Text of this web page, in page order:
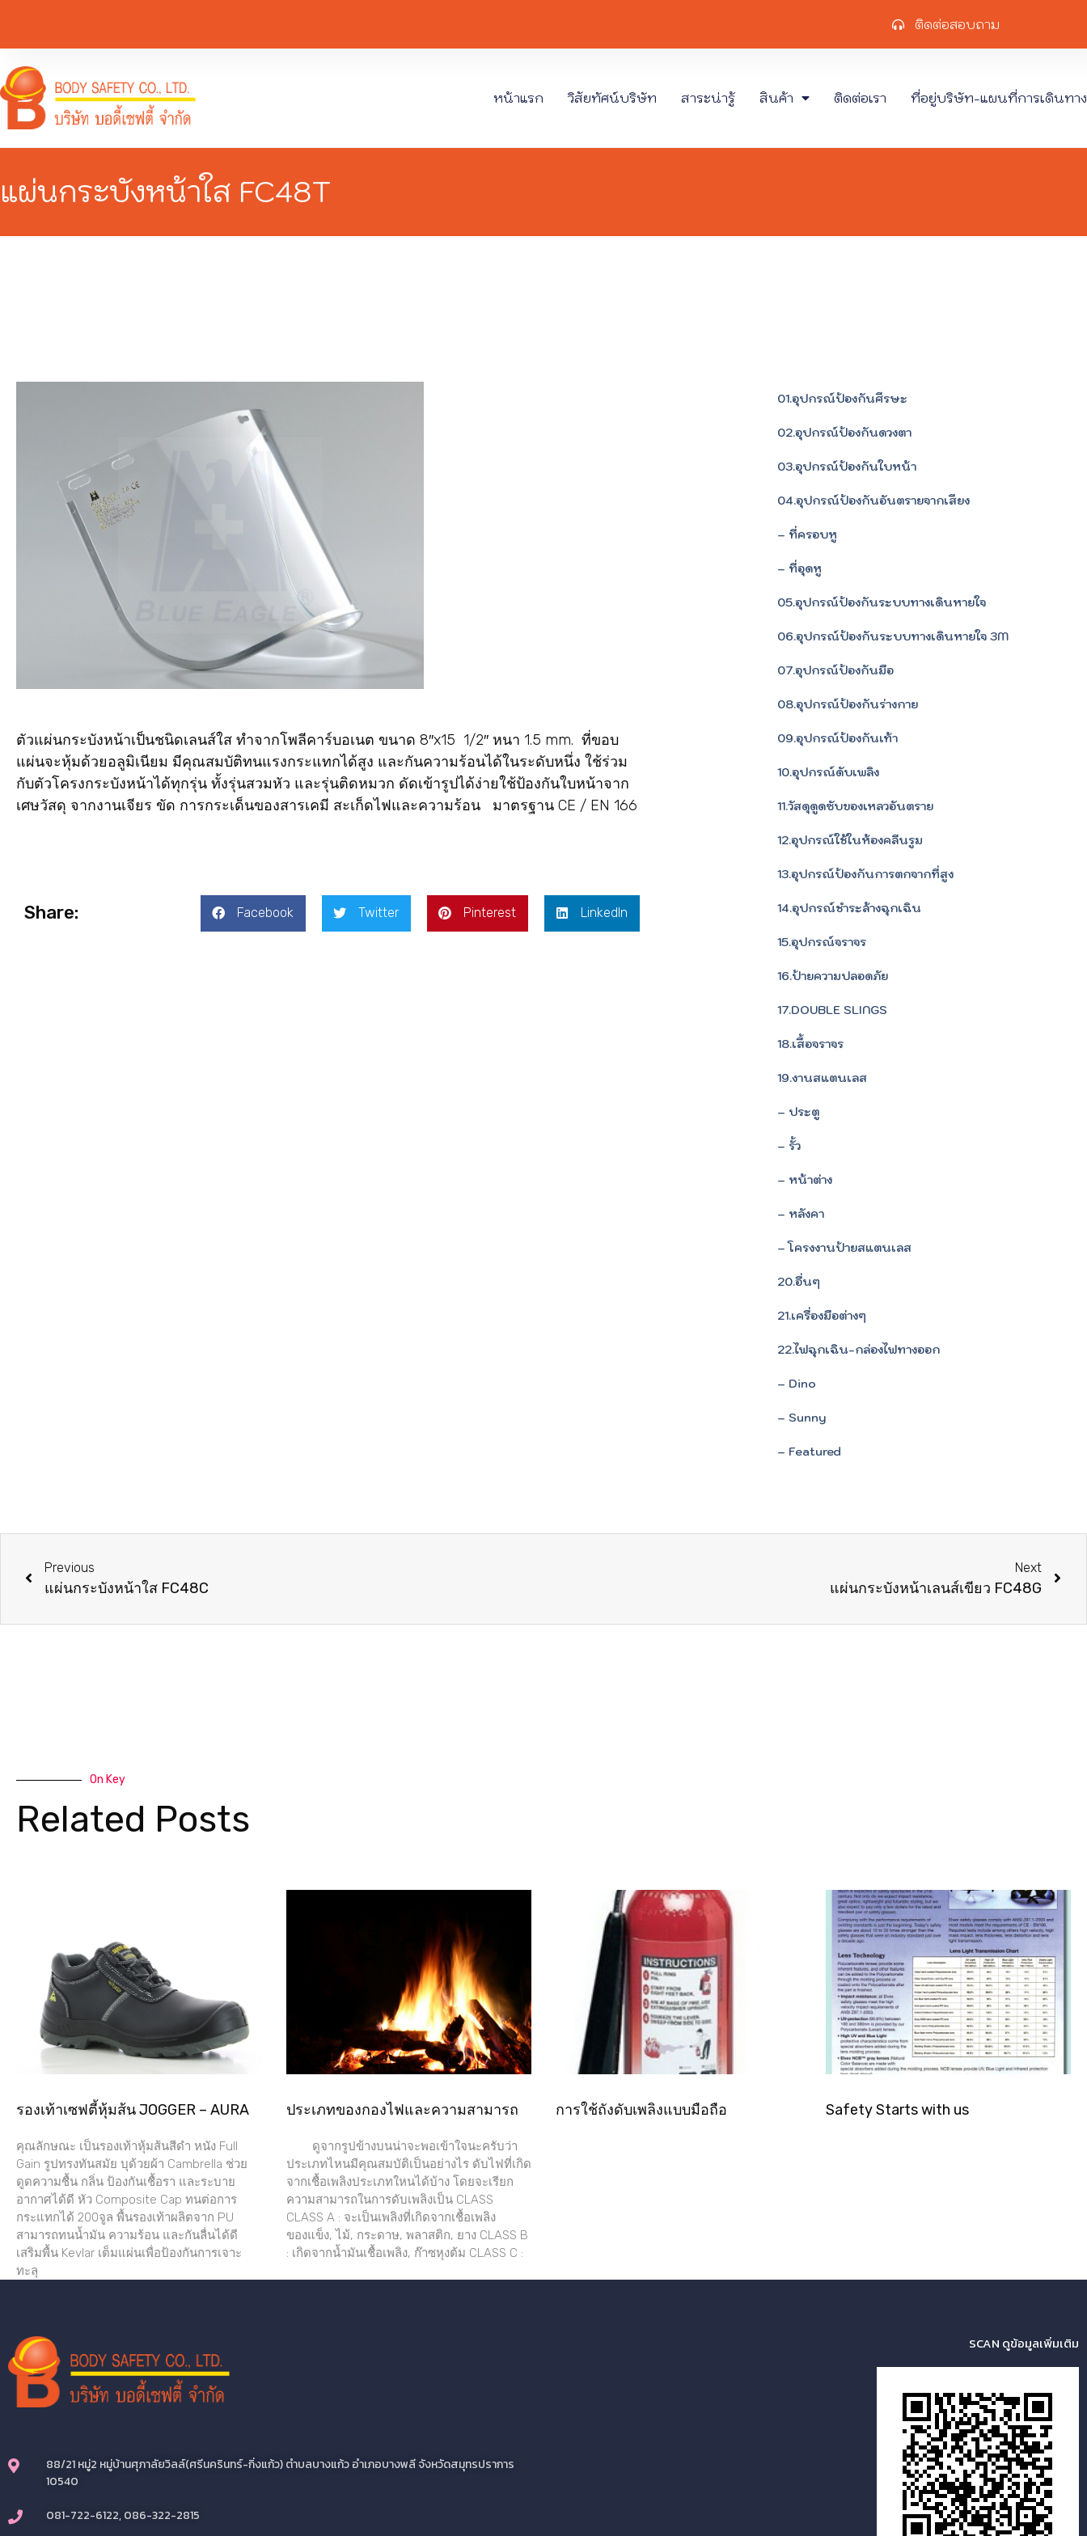
ติดต่อสอบถาม
หน้าแรก วิสัยทัศน์บริษัท สาระน่ารู้ สินค้า ติดต่อเรา ที่อยู่บริษัท-แผนที่การเดินทาง
แผ่นกระบังหน้าใส FC48T
ตัวแผ่นกระบังหน้าเป็นชนิดเลนส์ใส ทำจากโพลีคาร์บอเนต ขนาด 8″x15 1/2″ หนา 1.5 mm. ที่ขอบ
แผ่นจะหุ้มด้วยอลูมิเนียม มีคุณสมบัติทนแรงกระแทกได้สูง และกันความร้อนได้ในระดับหนึ่ง ใช้ร่วม
กับตัวโครงกระบังหน้าได้ทุกรุ่น ทั้งรุ่นสวมหัว และรุ่นติดหมวก ดัดเข้ารูปได้ง่ายใช้ป้องกันใบหน้าจาก
เศษวัสดุ จากงานเจียร ขัด การกระเด็นของสารเคมี สะเก็ดไฟและความร้อน มาตรฐาน CE / EN 166
Share: Facebook Twitter Pinterest LinkedIn
01.อุปกรณ์ป้องกันศีรษะ
02.อุปกรณ์ป้องกันดวงตา
03.อุปกรณ์ป้องกันใบหน้า
04.อุปกรณ์ป้องกันอันตรายจากเสียง
– ที่ครอบหู
– ที่อุดหู
05.อุปกรณ์ป้องกันระบบทางเดินหายใจ
06.อุปกรณ์ป้องกันระบบทางเดินหายใจ 3M
07.อุปกรณ์ป้องกันมือ
08.อุปกรณ์ป้องกันร่างกาย
09.อุปกรณ์ป้องกันเท้า
10.อุปกรณ์ดับเพลิง
11.วัสดุดูดซับของเหลวอันตราย
12.อุปกรณ์ใช้ในห้องคลีนรูม
13.อุปกรณ์ป้องกันการตกจากที่สูง
14.อุปกรณ์ชำระล้างฉุกเฉิน
15.อุปกรณ์จราจร
16.ป้ายความปลอดภัย
17.DOUBLE SLINGS
18.เสื้อจราจร
19.งานสแตนเลส
– ประตู
– รั้ว
– หน้าต่าง
– หลังคา
– โครงงานป้ายสแตนเลส
20.อื่นๆ
21.เครื่องมือต่างๆ
22.ไฟฉุกเฉิน-กล่องไฟทางออก
– Dino
– Sunny
– Featured
Previous
แผ่นกระบังหน้าใส FC48C
Next
แผ่นกระบังหน้าเลนส์เขียว FC48G
On Key
Related Posts
รองเท้าเซฟตี้หุ้มส้น JOGGER – AURA
คุณลักษณะ เป็นรองเท้าหุ้มส้นสีดำ หนัง Full
Gain รูปทรงทันสมัย บุด้วยผ้า Cambrella ช่วย
ดูดความชื้น กลิ่น ป้องกันเชื้อรา และระบาย
อากาศได้ดี หัว Composite Cap ทนต่อการ
กระแทกได้ 200จูล พื้นรองเท้าผลิตจาก PU
สามารถทนน้ำมัน ความร้อน และกันลื่นได้ดี
เสริมพื้น Kevlar เต็มแผ่นเพื่อป้องกันการเจาะ
ทะลุ
ประเภทของกองไฟและความสามารถ
ดูจากรูปข้างบนน่าจะพอเข้าใจนะครับว่า
ประเภทไหนมีคุณสมบัติเป็นอย่างไร ดับไฟที่เกิด
จากเชื้อเพลิงประเภทใหนได้บ้าง โดยจะเรียก
ความสามารถในการดับเพลิงเป็น CLASS
CLASS A : จะเป็นเพลิงที่เกิดจากเชื้อเพลิง
ของแข็ง, ไม้, กระดาษ, พลาสติก, ยาง CLASS B
: เกิดจากน้ำมันเชื้อเพลิง, ก๊าซหุงต้ม CLASS C :
การใช้ถังดับเพลิงแบบมือถือ Safety Starts with us
88/21 หมู่2 หมู่บ้านศุภาลัยวิลล์(ศรีนครินทร์-กิ่งแก้ว) ตำบลบางแก้ว อำเภอบางพลี จังหวัดสมุทรปราการ
10540
081-722-6122, 086-322-2815
SCAN ดูข้อมูลเพิ่มเติม